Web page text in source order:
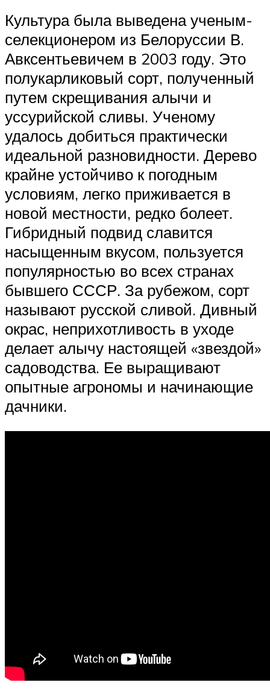
Культура была выведена ученым-
селекционером из Белоруссии В.
Авксентьевичем в 2003 году. Это
полукарликовый сорт, полученный
путем скрещивания алычи и
уссурийской сливы. Ученому
удалось добиться практически
идеальной разновидности. Дерево
крайне устойчиво к погодным
условиям, легко приживается в
новой местности, редко болеет.
Гибридный подвид славится
насыщенным вкусом, пользуется
популярностью во всех странах
бывшего СССР. За рубежом, сорт
называют русской сливой. Дивный
окрас, неприхотливость в уходе
делает алычу настоящей «звездой»
садоводства. Ее выращивают
опытные агрономы и начинающие
дачники.